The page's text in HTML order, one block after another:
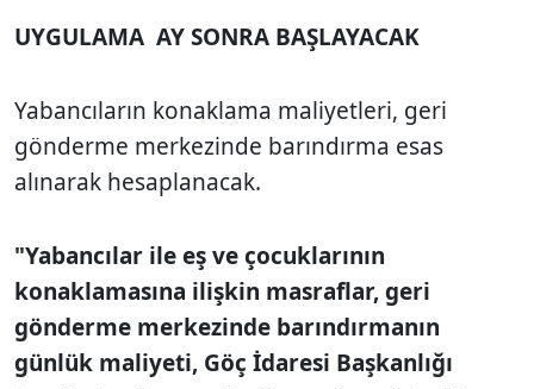
UYGULAMA AY SONRA BAŞLAYACAK
Yabancıların konaklama maliyetleri, geri
gönderme merkezinde barındırma esas
alınarak hesaplanacak.
"Yabancılar ile eş ve çocuklarının
konaklamasına ilişkin masraflar, geri
gönderme merkezinde barındırmanın
günlük maliyeti, Göç İdaresi Başkanlığı